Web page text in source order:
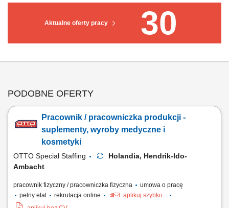
Aktualne oferty pracy 30
PODOBNE OFERTY
Pracownik / pracowniczka produkcji -
suplementy, wyroby medyczne i
kosmetyki
OTTO Special Staffing
Holandia, Hendrik-Ido-
Ambacht
pracownik fizyczny / pracowniczka fizyczna
umowa o pracę
pełny etat
rekrutacja online
aplikuj szybko